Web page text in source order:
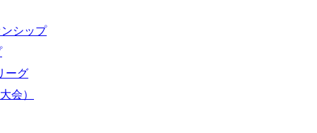
シップ
ーグ
会）